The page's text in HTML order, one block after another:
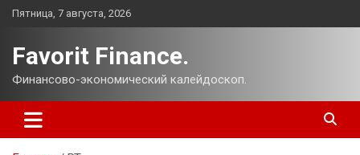
Перейти
Пятница, 7 августа, 2026
Favorit Finance.
Финансово-экономический калейдоскоп.